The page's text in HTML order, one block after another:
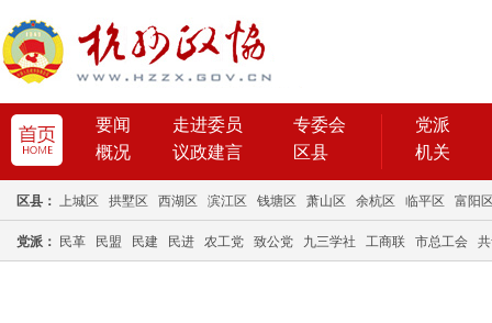
要闻 走进委员
专委会
概况
议政建言 区县
党派
机关
区县： 上城区 拱墅区 西湖区 滨江区 钱塘区 萧山区 余杭区 临平区 富阳
党派： 民革 民盟 民建 民进 农工党 致公党 九三学社 工商联 市总工会